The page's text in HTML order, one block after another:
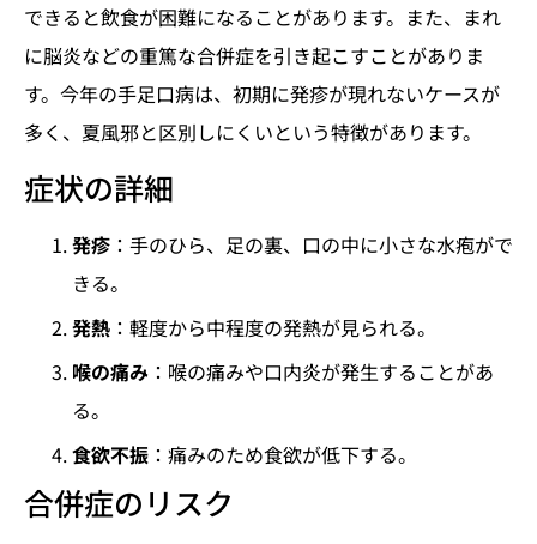
できると飲食が困難になることがあります。また、まれ
に脳炎などの重篤な合併症を引き起こすことがありま
す。今年の手足口病は、初期に発疹が現れないケースが
多く、夏風邪と区別しにくいという特徴があります。
症状の詳細
発疹 ：手のひら、足の裏、口の中に小さな水疱がで
きる。
発熱 ：軽度から中程度の発熱が見られる。
喉の痛み ：喉の痛みや口内炎が発生することがあ
る。
食欲不振 ：痛みのため食欲が低下する。
合併症のリスク